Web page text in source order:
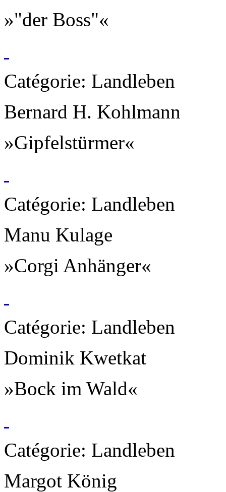
»"der Boss"«
Catégorie: Landleben
Bernard H. Kohlmann
»Gipfelstürmer«
Catégorie: Landleben
Manu Kulage
»Corgi Anhänger«
Catégorie: Landleben
Dominik Kwetkat
»Bock im Wald«
Catégorie: Landleben
Margot König